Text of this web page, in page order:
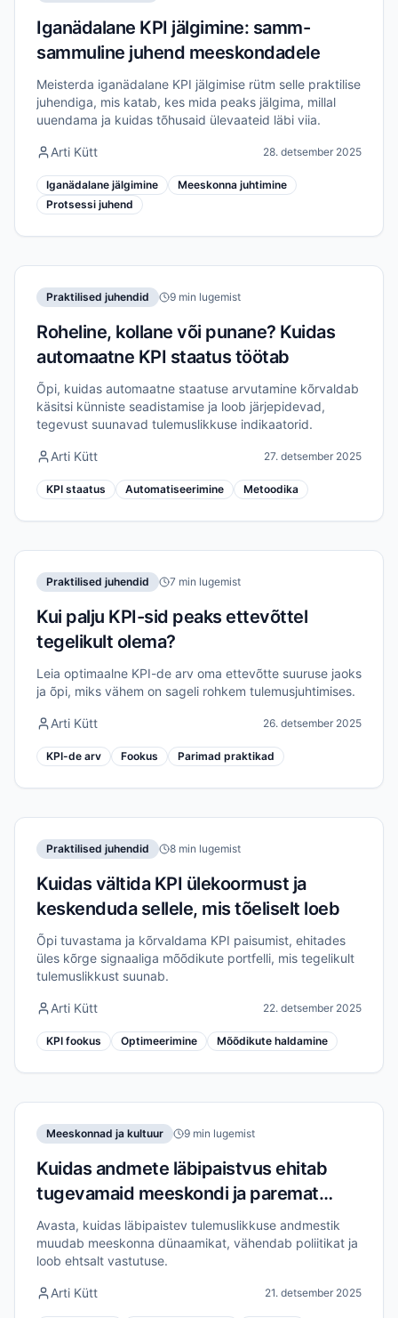
Iganädalane KPI jälgimine: samm-
sammuline juhend meeskondadele
Meisterda iganädalane KPI jälgimise rütm selle praktilise
juhendiga, mis katab, kes mida peaks jälgima, millal
uuendama ja kuidas tõhusaid ülevaateid läbi viia.
Arti Kütt 28. detsember 2025
Iganädalane jälgimine
Meeskonna juhtimine
Protsessi juhend
Praktilised juhendid 9 min lugemist
Roheline, kollane või punane? Kuidas
automaatne KPI staatus töötab
Õpi, kuidas automaatne staatuse arvutamine kõrvaldab
käsitsi künniste seadistamise ja loob järjepidevad,
tegevust suunavad tulemuslikkuse indikaatorid.
Arti Kütt 27. detsember 2025
KPI staatus Automatiseerimine Metoodika
Praktilised juhendid 7 min lugemist
Kui palju KPI-sid peaks ettevõttel
tegelikult olema?
Leia optimaalne KPI-de arv oma ettevõtte suuruse jaoks
ja õpi, miks vähem on sageli rohkem tulemusjuhtimises.
Arti Kütt 26. detsember 2025
KPI-de arv Fookus Parimad praktikad
Praktilised juhendid 8 min lugemist
Kuidas vältida KPI ülekoormust ja
keskenduda sellele, mis tõeliselt loeb
Õpi tuvastama ja kõrvaldama KPI paisumist, ehitades
üles kõrge signaaliga mõõdikute portfelli, mis tegelikult
tulemuslikkust suunab.
Arti Kütt 22. detsember 2025
KPI fookus Optimeerimine Mõõdikute haldamine
Meeskonnad ja kultuur 9 min lugemist
Kuidas andmete läbipaistvus ehitab
tugevamaid meeskondi ja paremat
vastutust
Avasta, kuidas läbipaistev tulemuslikkuse andmestik
muudab meeskonna dünaamikat, vähendab poliitikat ja
loob ehtsalt vastutuse.
Arti Kütt 21. detsember 2025